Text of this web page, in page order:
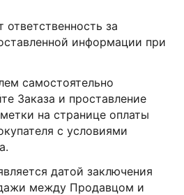
ответственность за
информации при
самостоятельно
Заказа и проставление
на странице оплаты
с условиями
датой заключения
между Продавцом и